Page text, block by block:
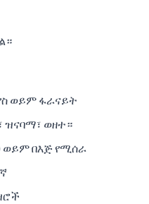
ወይም ፋራናይት
ወዘተ።
በእጅ የሚሰራ